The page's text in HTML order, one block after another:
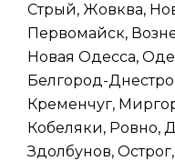
Стрый, Жовква,
Первомайск,
Новая Одесса,
Белгород-
Кременчуг,
Кобеляки, Ровно,
Здолбунов,